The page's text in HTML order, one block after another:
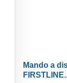
Mando a